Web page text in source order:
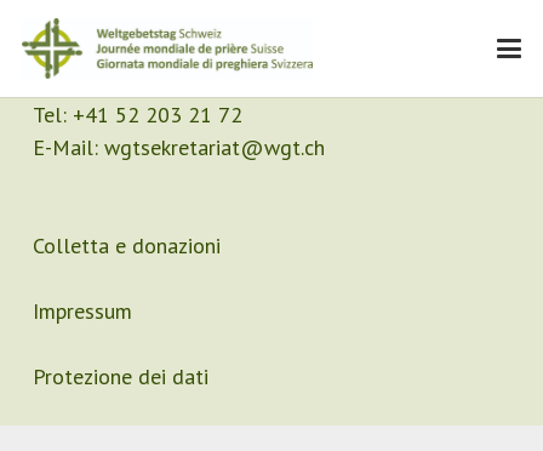
Contatto
Segretariato
Tel: +41 52 203 21 72
E-Mail: wgtsekretariat@wgt.ch
Colletta e donazioni
Impressum
Protezione dei dati